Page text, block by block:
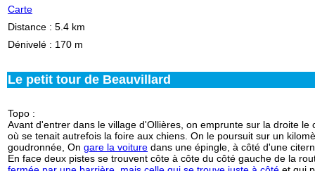
Carte
Distance : 5.4 km
Dénivelé : 170 m
Le petit tour de Beauvillard
Topo :
Avant d'entrer dans le village d'Ollières, on emprunte sur la droite
où se tenait autrefois la foire aux chiens. On le poursuit sur un
goudronnée, On gare la voiture dans une épingle, à côté d'une
En face deux pistes se trouvent côte à côte du côté gauche de la